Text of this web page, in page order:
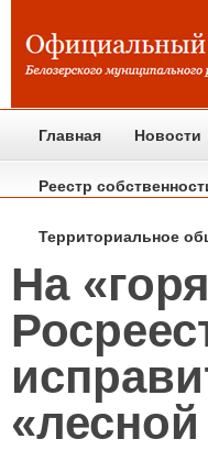
Главная Новости
Реестр
Территориальное
На